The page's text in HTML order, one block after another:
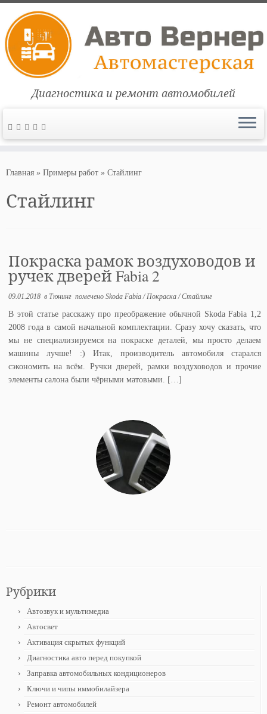
Диагностика и ремонт автомобилей
Главная » Примеры работ » Стайлинг
Стайлинг
Покраска рамок воздуховодов и
ручек дверей Fabia 2
09.01.2018 в Тюнинг помеченоSkoda Fabia/ Покраска/Стайлинг
В этой статье расскажу про преображение обычной Skoda Fabia 1,2
2008 года в самой начальной комплектации. Сразу хочу сказать, что
мы не специализируемся на покраске деталей, мы просто делаем
машины лучше! :) Итак, производитель автомобиля старался
сэкономить на всём. Ручки дверей, рамки воздуховодов и прочие
элементы салона были чёрными матовыми. […]
Рубрики
Автозвук и мультимедиа
Автосвет
Активация скрытых функций
Диагностика авто перед покупкой
Заправка автомобильных кондиционеров
Ключи и чипы иммобилайзера
Ремонт автомобилей